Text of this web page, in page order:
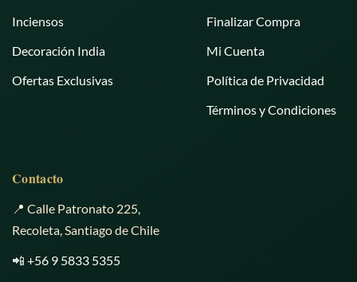
Inciensos
Decoración India
Ofertas Exclusivas
Finalizar Compra
Mi Cuenta
Política de Privacidad
Términos y Condiciones
Contacto
📍 Calle Patronato 225,
Recoleta, Santiago de Chile
📲 +56 9 5833 5355